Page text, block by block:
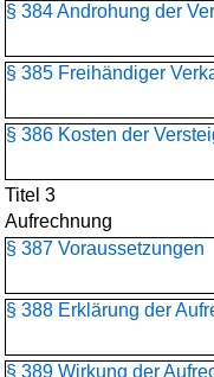
§ 384 Androhung der
§ 385 Freihändiger
§ 386 Kosten der
Titel 3
Aufrechnung
§ 387 Voraussetzungen
§ 388 Erklärung der
§ 389 Wirkung der